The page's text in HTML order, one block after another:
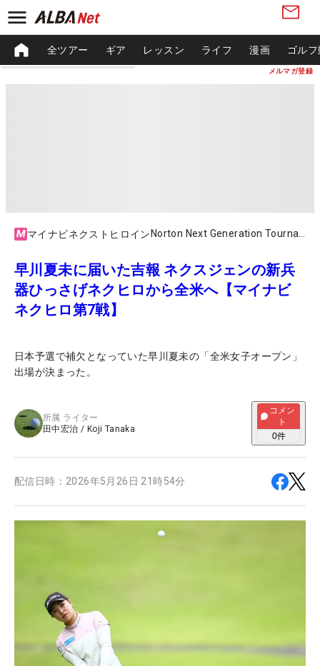
メルマガ登録
全ツアー ギア レッスン ライフ 漫画 ゴル
マイナビネクストヒロイン
早川夏未に届いた吉報 ネクスジェンの新兵
器ひっさげネクヒロから全米へ【マイナビ
ネクヒロ第7戦】
日本予選で補欠となっていた早川夏未の「全米女子オープン」
出場が決まった。
所属 ライター
田中宏治 / Koji Tanaka
コメン
ト
0件
配信日時： 2026年5月26日 21時54分